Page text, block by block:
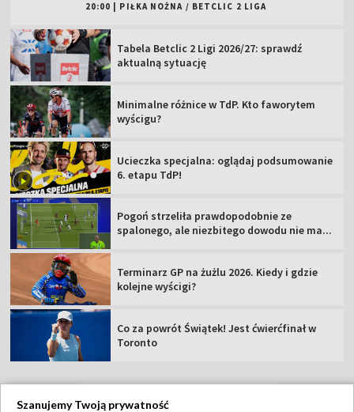
20:00 PIŁKA NOŻNA / BETCLIC 2 LIGA
Tabela Betclic 2 Ligi 2026/27: sprawdź
aktualną sytuację
Minimalne różnice w TdP. Kto faworytem
wyścigu?
Ucieczka specjalna: oglądaj podsumowanie
6. etapu TdP!
Pogoń strzeliła prawdopodobnie ze
spalonego, ale niezbitego dowodu nie ma...
Terminarz GP na żużlu 2026. Kiedy i gdzie
kolejne wyścigi?
Co za powrót Świątek! Jest ćwierćfinał w
Toronto
Szanujemy Twoją prywatność